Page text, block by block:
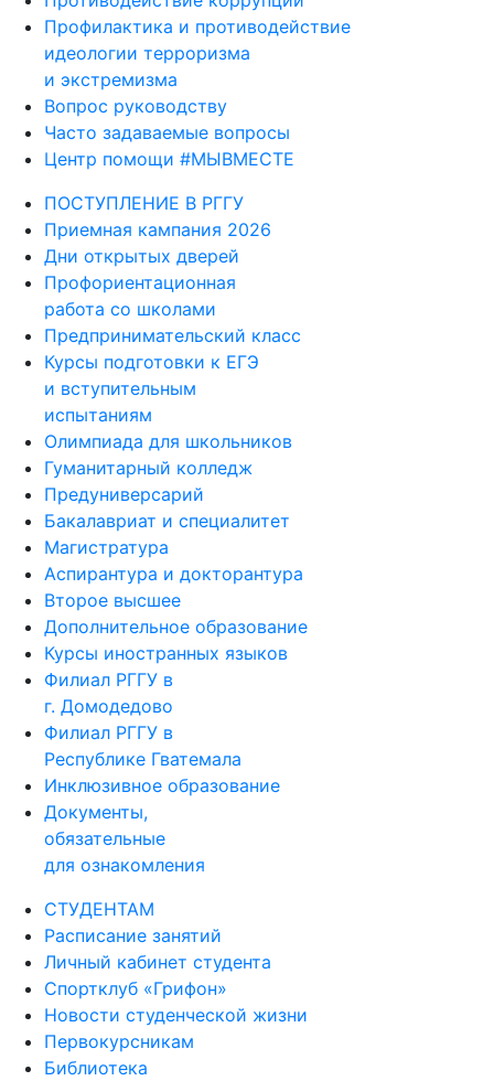
Профилактика и противодействие
идеологии терроризма
и экстремизма
Вопрос руководству
Часто задаваемые вопросы
Центр помощи #МЫВМЕСТЕ
ПОСТУПЛЕНИЕ В РГГУ
Приемная кампания 2026
Дни открытых дверей
Профориентационная
работа со школами
Предпринимательский класс
Курсы подготовки к ЕГЭ
и вступительным
испытаниям
Олимпиада для школьников
Гуманитарный колледж
Предуниверсарий
Бакалавриат и специалитет
Магистратура
Аспирантура и докторантура
Второе высшее
Дополнительное образование
Курсы иностранных языков
Филиал РГГУ в
г. Домодедово
Филиал РГГУ в
Республике Гватемала
Инклюзивное образование
Документы,
обязательные
для ознакомления
СТУДЕНТАМ
Расписание занятий
Личный кабинет студента
Спортклуб «Грифон»
Новости студенческой жизни
Первокурсникам
Библиотека